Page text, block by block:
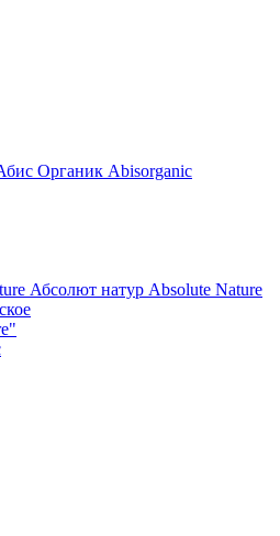
Органик Abisorganic
Абсолют натур Absolute Nature